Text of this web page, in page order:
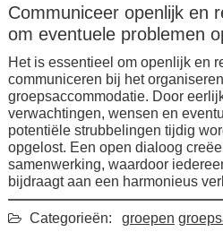
Communiceer openlijk en
om eventuele problemen
Het is essentieel om openlijk en
communiceren bij het
groepsaccommodatie. Door
verwachtingen, wensen en
potentiële strubbelingen tijdig
opgelost. Een open dialoog
samenwerking, waardoor
bijdraagt aan een harmonieus
Categorieën: groepen